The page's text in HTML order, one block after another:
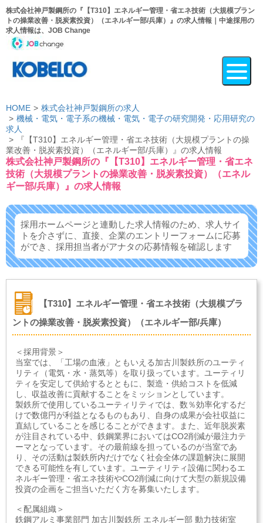
株式会社神戸製鋼所の『【T310】エネルギー管理・省エネ技術（大規模プラン
トの操業改善・脱炭素投資）（エネルギー部/兵庫）』の求人情報｜中途採用の
求人情報は、JOB Change
HOME
株式会社神戸製鋼所の求人
機械・電気・電子系の機械・電気・電子の研究開発・応用研究の
求人
『【T310】エネルギー管理・省エネ技術（大規模プラントの操
業改善・脱炭素投資）（エネルギー部/兵庫）』の求人情報
株式会社神戸製鋼所の『【T310】エネルギー管理・省エネ
技術（大規模プラントの操業改善・脱炭素投資）（エネル
ギー部/兵庫）』の求人情報
採用ホームページと連動した求人情報のため、求人サイ
トを介さずに、 直接、企業のエントリーフォームに応募
ができ、 採用担当者がアナタの応募情報を確認します
【T310】エネルギー管理・省エネ技術（大規模プラ
ントの操業改善・脱炭素投資）（エネルギー部/兵庫）
＜採用背景＞
当室では、「工場の血液」ともいえる加古川製鉄所のユーティ
リティ（電気・水・蒸気等）を取り扱っています。ユーティリ
ティを安定して供給するとともに、製造・供給コストを低減
し、収益改善に貢献することをミッションとしています。
製鉄所で使用しているユーティリティでは、数％効率化するだ
けで数億円が利益となるものもあり、自身の成果が会社収益に
直結していることを感じることができます。また、近年脱炭素
が注目されている中、鉄鋼業界においてはCO2削減が最注力テ
ーマとなっています。その最前線を担っているのが当室であ
り、その活動は製鉄所内だけでなく社会全体の課題解決に展開
できる可能性を有しています。ユーティリティ設備に関わるエ
ネルギー管理・省エネ技術やCO2削減に向けて大型の新規設備
投資の企画をご担当いただく方を募集いたします。
＜配属組織＞
鉄鋼アルミ事業部門 加古川製鉄所 エネルギー部 動力技術室